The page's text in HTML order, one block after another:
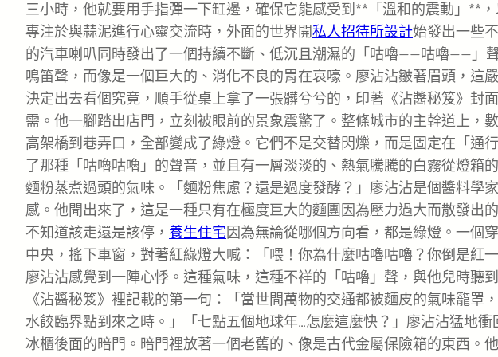
三小時，他就要用手指彈一下缸邊，確保它能感受到**「溫和的震動」**
專注於與蒜泥進行心靈交流時，外面的世界開私人招待所設計始發出一些
的汽車喇叭同時發出了一個持續不斷、低沉且潮濕的「咕嚕——咕嚕——」
鳴笛聲，而像是一個巨大的、消化不良的胃在哀嚎。廖沾沾皺著眉頭，這
決定出去看個究竟，順手從桌上拿了一張髒兮兮的，印著《沾醬秘笈》封
需。他一腳踏出店門，立刻被眼前的景象震驚了。整條城市的主幹道上，
高架橋到巷弄口，全部變成了綠燈。它們不是交替閃爍，而是固定在「通
了那種「咕嚕咕嚕」的聲音，並且有一層淡淡的、熱氣騰騰的白霧從燈箱
麵粉蒸煮過頭的氣味。「麵粉焦慮？還是過度發酵？」廖沾沾是個醬料學
感。他聞出來了，這是一種只有在極度巨大的麵團因為壓力過大而散發出
不知道該走還是該停， 養生住宅因為無論從哪個方向看，都是綠燈。一個
中央，搖下車窗，對著紅綠燈大喊：「喂！你為什麼咕嚕咕嚕？你倒是紅
廖沾沾感覺到一陣心悸。這種氣味，這種不祥的「咕嚕」聲，與他兒時聽
《沾醬秘笈》裡記載的第一句：「當世間萬物的交通都被麵皮的氣味籠罩
水餃臨界點到來之時。」「七點五個地球年…怎麼這麼快？」廖沾沾猛地
冰櫃後面的暗門。暗門裡放著一個老舊的、像是古代金屬保險箱的東西。